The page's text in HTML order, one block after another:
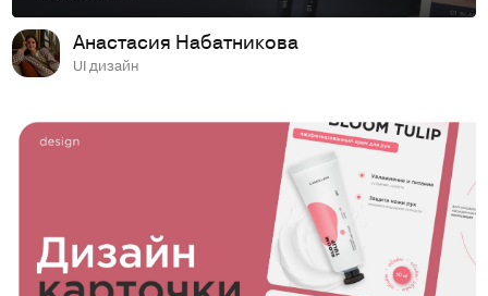
Анастасия Набатникова
UI дизайн